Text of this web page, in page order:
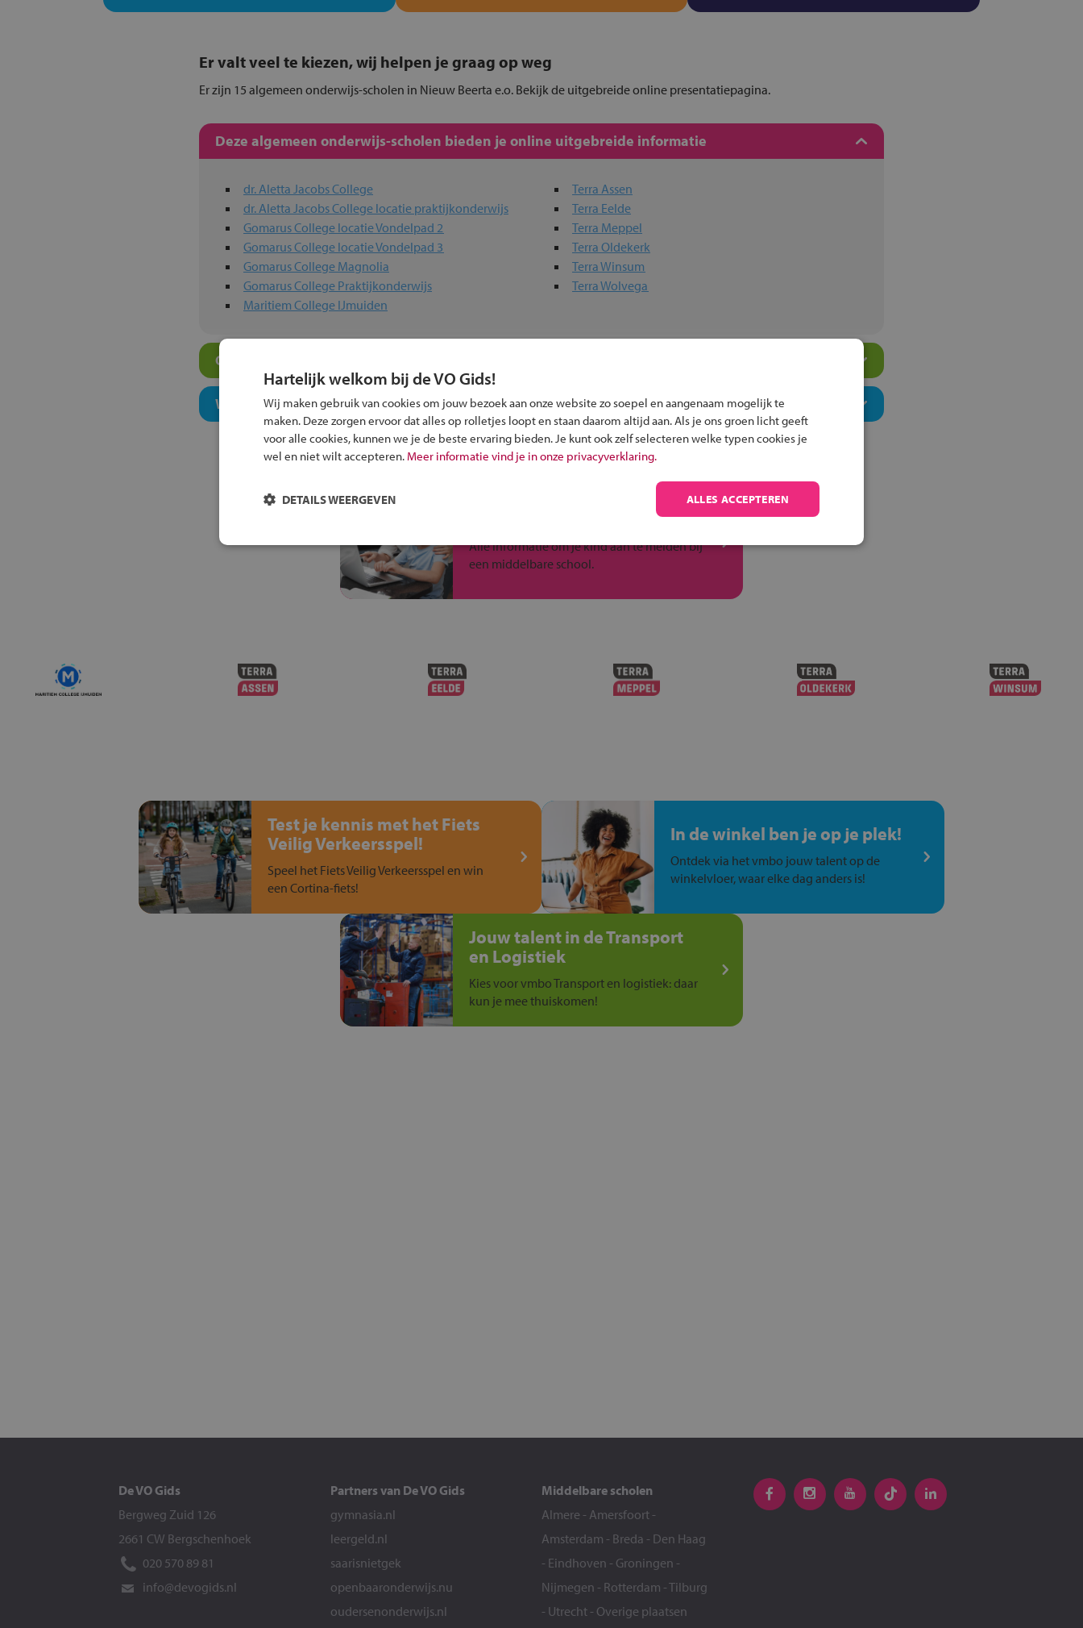
Er valt veel te kiezen, wij helpen je graag op weg
Er zijn 15 algemeen onderwijs-scholen in Nieuw Beerta e.o. Bekijk de uitgebreide online presentatiepagina.
Deze algemeen onderwijs-scholen bieden je online uitgebreide informatie
dr. Aletta Jacobs College
dr. Aletta Jacobs College locatie praktijkonderwijs
Gomarus College locatie Vondelpad 2
Gomarus College locatie Vondelpad 3
Gomarus College Magnolia
Gomarus College Praktijkonderwijs
Maritiem College IJmuiden
Terra Assen
Terra Eelde
Terra Meppel
Terra Oldekerk
Terra Winsum
Terra Wolvega
Overige algemeen onderwijs-scholen in jouw regio
Welk niveau past bij jou?
Alle informatie om je kind aan te melden bij
een middelbare school.
Test je kennis met het Fiets
Veilig Verkeersspel!
Speel het Fiets Veilig Verkeersspel en win
een Cortina-fiets!
In de winkel ben je op je plek!
Ontdek via het vmbo jouw talent op de
winkelvloer, waar elke dag anders is!
Jouw talent in de Transport
en Logistiek
Kies voor vmbo Transport en logistiek: daar
kun je mee thuiskomen!
De VO Gids
Bergweg Zuid 126
2661 CW Bergschenhoek
020 570 89 81
info@devogids.nl
Partners van De VO Gids
gymnasia.nl
leergeld.nl
saarisnietgek
openbaaronderwijs.nu
oudersenonderwijs.nl
Middelbare scholen
Almere - Amersfoort -
Amsterdam - Breda - Den Haag
- Eindhoven - Groningen -
Nijmegen - Rotterdam -Tilburg
- Utrecht - Overige plaatsen
Hartelijk welkom bij de VO Gids!
Wij maken gebruik van cookies om jouw bezoek aan onze website zo soepel en aangenaam mogelijk te
maken. Deze zorgen ervoor dat alles op rolletjes loopt en staan daarom altijd aan. Als je ons groen licht geeft
voor alle cookies, kunnen we je de beste ervaring bieden. Je kunt ook zelf selecteren welke typen cookies je
wel en niet wilt accepteren. Meer informatie vind je in onze privacyverklaring.
ALLES ACCEPTEREN
DETAILS WEERGEVEN